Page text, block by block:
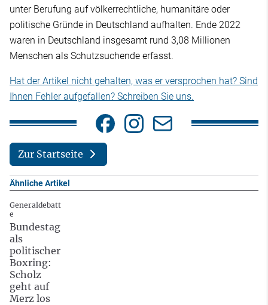
unter Berufung auf völkerrechtliche, humanitäre oder
politische Gründe in Deutschland aufhalten. Ende 2022
waren in Deutschland insgesamt rund 3,08 Millionen
Menschen als Schutzsuchende erfasst.
Hat der Artikel nicht gehalten, was er versprochen hat? Sind
Ihnen Fehler aufgefallen? Schreiben Sie uns.
Zur Startseite
Ähnliche Artikel
Generaldebatt
e
Bundestag
als
politischer
Boxring:
Scholz
geht auf
Merz los